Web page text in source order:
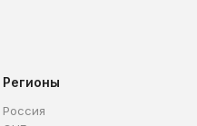
Регионы
Россия